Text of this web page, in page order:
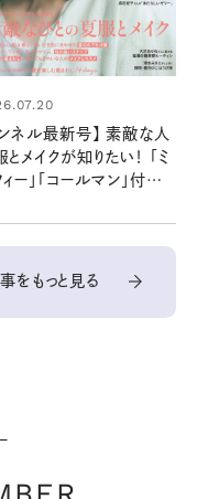
ンネル最新号】 素敵な人
とメイクが知りたい！ 「ミ
ィー」「コールマン」付録と
日発売9月号・9月号
をもっと見る